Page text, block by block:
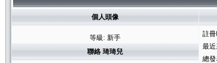
個人頭像
等級: 新手
註
最
總
聯絡 琦琦兒